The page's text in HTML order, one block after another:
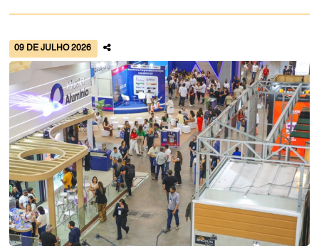
09 DE JULHO 2026